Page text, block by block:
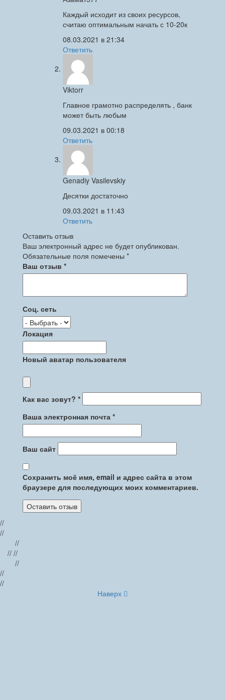
Каждый исходит из своих ресурсов,
считаю оптимальным начать с 10-20к
08.03.2021 в 21:34
Ответить
Viktorr
Главное грамотно распределять , банк
может быть любым
09.03.2021 в 00:18
Ответить
Genadiy Vasilevskiy
Десятки достаточно
09.03.2021 в 11:43
Ответить
Оставить отзыв
Ваш электронный адрес не будет опубликован.
Обязательные поля помечены *
Ваш отзыв *
Соц. сеть
Локация
Новый аватар пользователя
Как вас зовут? *
Ваша электронная почта *
Ваш сайт
Сохранить моё имя, email и адрес сайта в этом
браузере для последующих моих комментариев.
//
//
//
// //
//
//
//
Наверх